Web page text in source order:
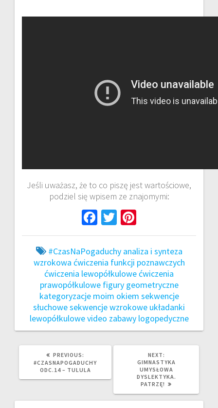
Jeśli uważasz, że to co piszę jest wartościowe,
podziel się wpisem ze znajomymi:
Fa
ce
b
o
o
k
T
wi
tt
er
nt
er
es
t
#CzasNaPogaduchy analiza i synteza
wzrokowa ćwiczenia funkcji poznawczych
ćwiczenia lewopółkulowećwiczenia
prawopółkulowe figury geometryczne
kategoryzacje moim okiem sekwencje
słuchowesekwencje wzrokowe układanki
lewopółkulowevideo zabawy logopedyczne
PREVIOUS:
POST:
#CZASNAPOGADUCHY
ODC.14 – TULULA
NEXT:
POST:
GIMNASTYKA
UMYSŁOWA
DYSLEKTYKA.
PATRZĘ!